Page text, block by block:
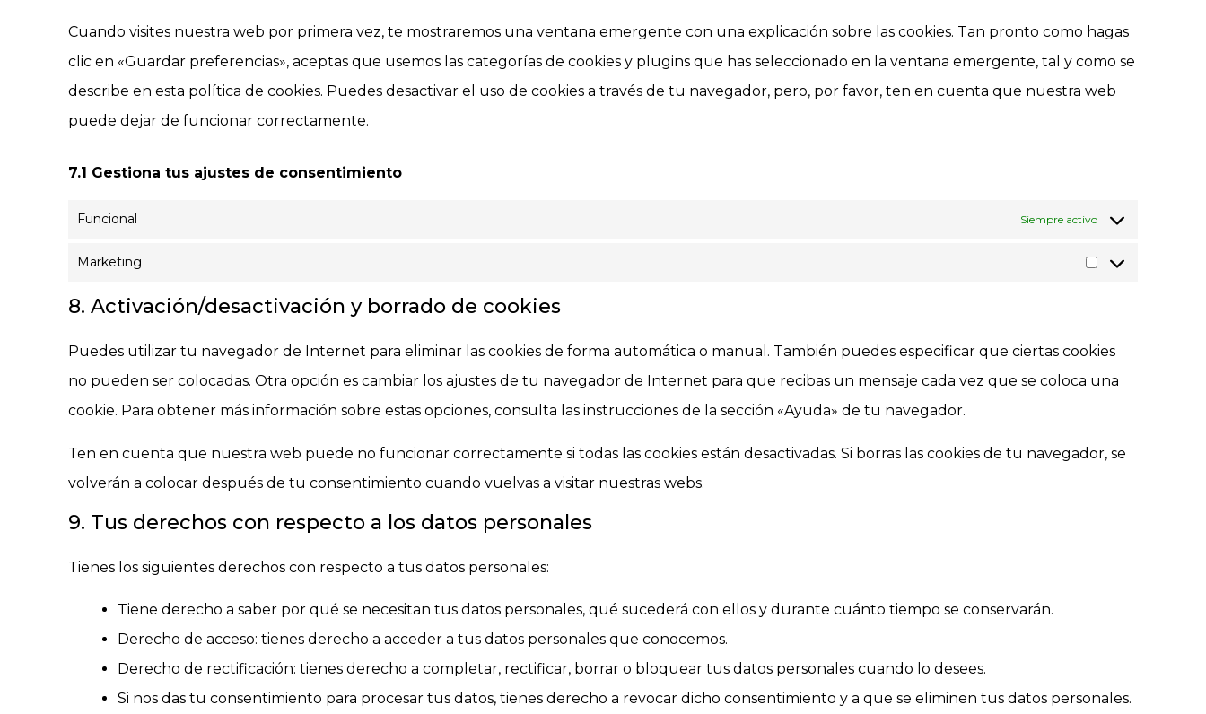
Cuando visites nuestra web por primera vez, te mostraremos una ventana emergente con una explicación sobre las cookies. Tan pronto como hagas
clic en «Guardar preferencias», aceptas que usemos las categorías de cookies y plugins que has seleccionado en la ventana emergente, tal y como se
describe en esta política de cookies. Puedes desactivar el uso de cookies a través de tu navegador, pero, por favor, ten en cuenta que nuestra web
puede dejar de funcionar correctamente.
7.1 Gestiona tus ajustes de consentimiento
Funcional Siempre activo
Marketing
8. Activación/desactivación y borrado de cookies
Puedes utilizar tu navegador de Internet para eliminar las cookies de forma automática o manual. También puedes especificar que ciertas cookies
no pueden ser colocadas. Otra opción es cambiar los ajustes de tu navegador de Internet para que recibas un mensaje cada vez que se coloca una
cookie. Para obtener más información sobre estas opciones, consulta las instrucciones de la sección «Ayuda» de tu navegador.
Ten en cuenta que nuestra web puede no funcionar correctamente si todas las cookies están desactivadas. Si borras las cookies de tu navegador, se
volverán a colocar después de tu consentimiento cuando vuelvas a visitar nuestras webs.
9. Tus derechos con respecto a los datos personales
Tienes los siguientes derechos con respecto a tus datos personales:
Tiene derecho a saber por qué se necesitan tus datos personales, qué sucederá con ellos y durante cuánto tiempo se conservarán.
Derecho de acceso: tienes derecho a acceder a tus datos personales que conocemos.
Derecho de rectificación: tienes derecho a completar, rectificar, borrar o bloquear tus datos personales cuando lo desees.
Si nos das tu consentimiento para procesar tus datos, tienes derecho a revocar dicho consentimiento y a que se eliminen tus datos personales.